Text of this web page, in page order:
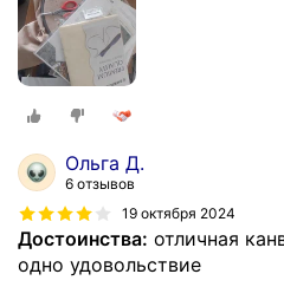
Ольга Д.
6 отзывов
19 октября 2024
Достоинства: отличная
одно удовольствие